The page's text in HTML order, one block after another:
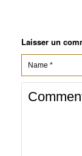
Laisser un